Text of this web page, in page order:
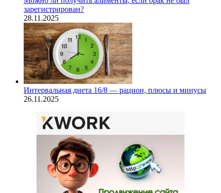
зарегистрирован?
28.11.2025
Интервальная диета 16/8 — рацион, плюсы и минусы
26.11.2025